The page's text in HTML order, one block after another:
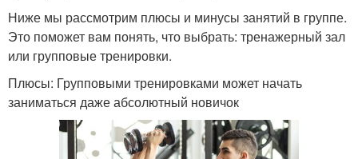
Ниже мы рассмотрим плюсы и минусы занятий в группе.
Это поможет вам понять, что выбрать: тренажерный зал
или групповые тренировки.
Плюсы: Групповыми тренировками может начать
заниматься даже абсолютный новичок